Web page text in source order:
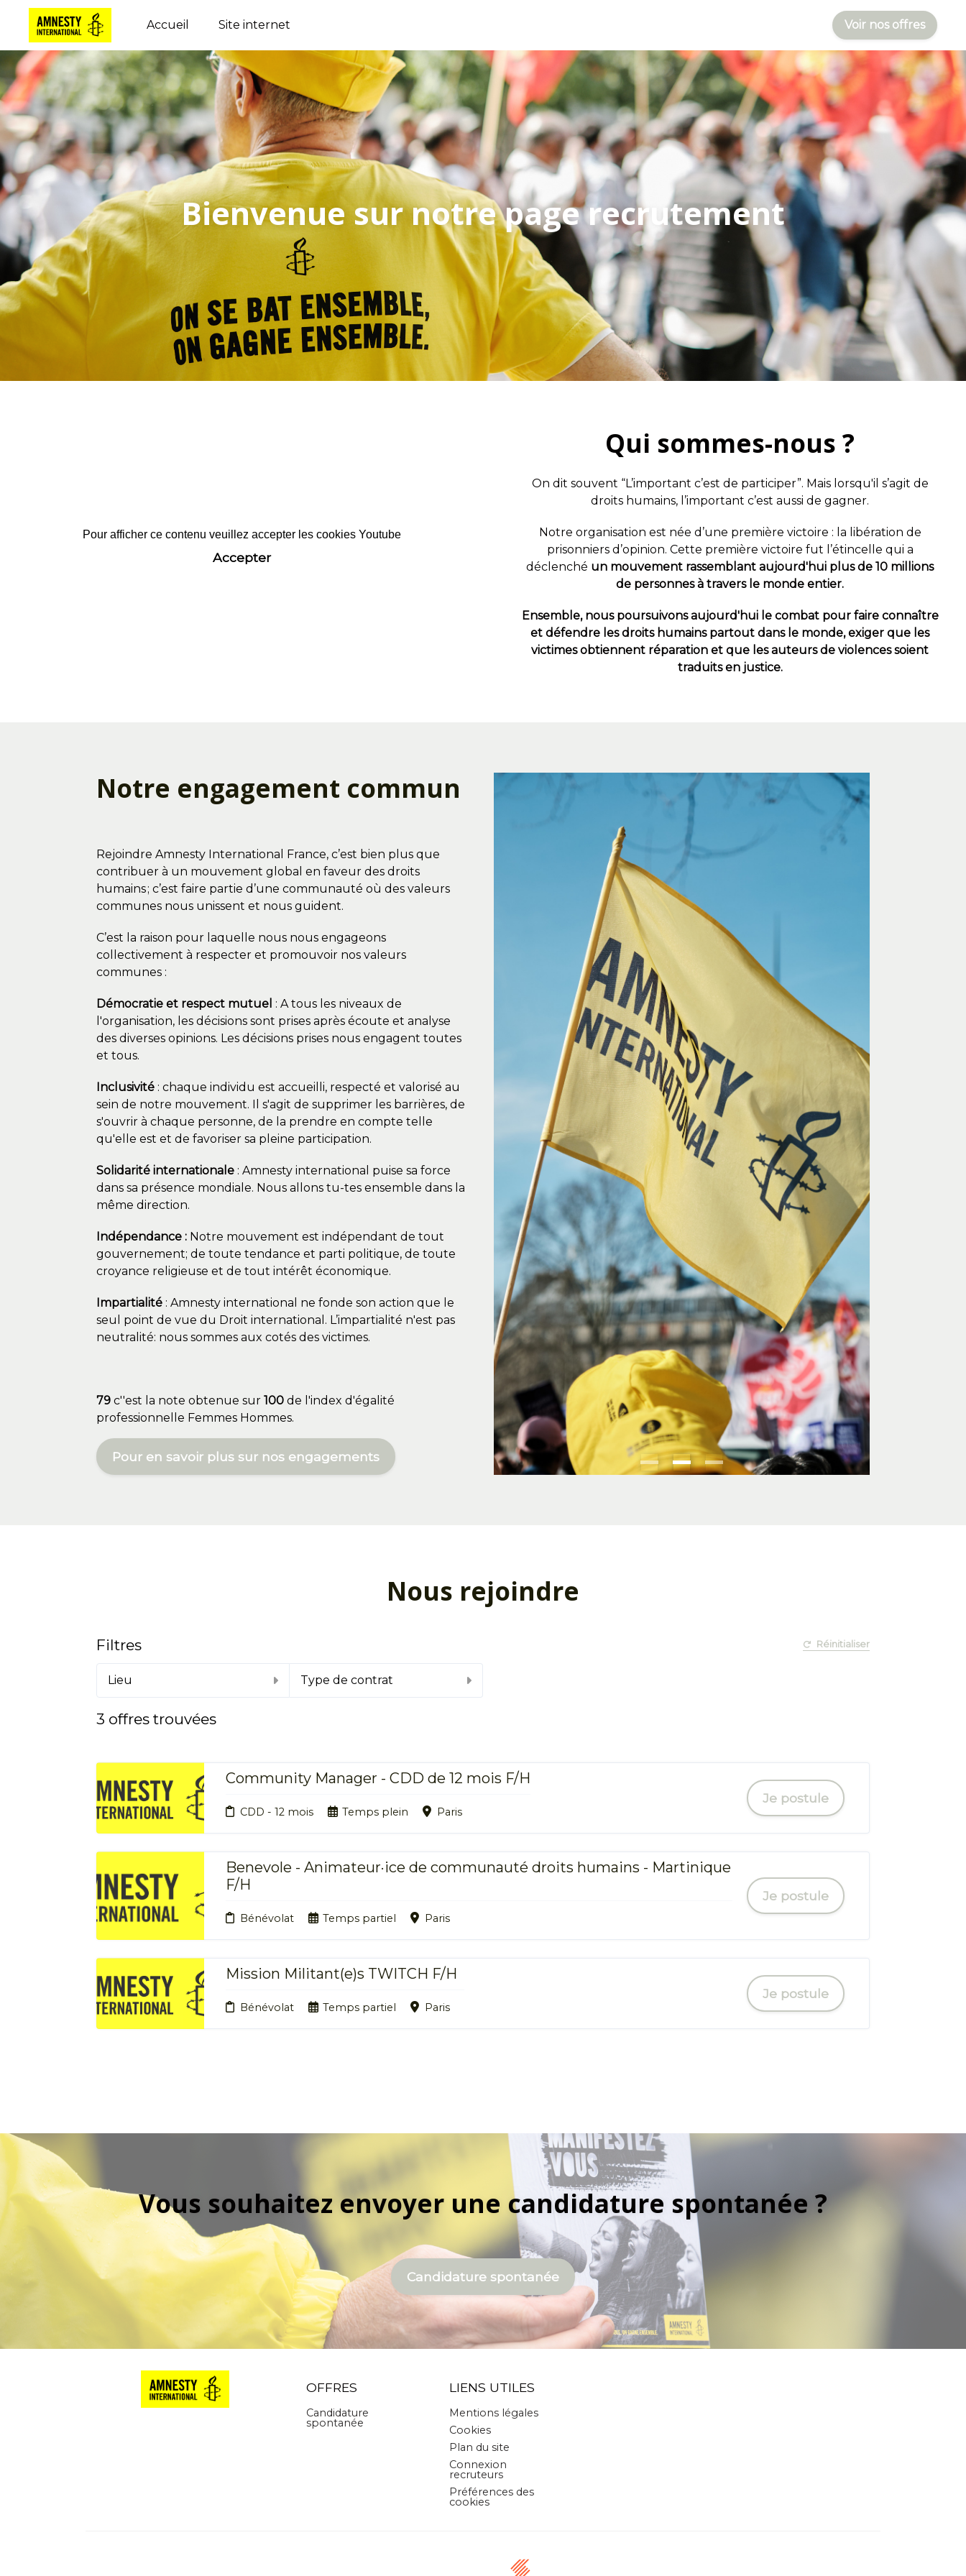
Accueil Site internet Voir nos offres
Bienvenue sur notre page recrutement
Qui sommes-nous ?
On dit souvent “L’important c’est de participer”. Mais lorsqu'il s’agit de
droits humains, l’important c’est aussi de gagner.
Notre organisation est née d’une première victoire : la libération de
prisonniers d’opinion. Cette première victoire fut l’étincelle qui a
déclenché un mouvement rassemblant aujourd'hui plus de 10 millions
de personnes à travers le monde entier.
Ensemble, nous poursuivons aujourd'hui le combat pour faire connaître
et défendre les droits humains partout dans le monde, exiger que les
victimes obtiennent réparation et que les auteurs de violences soient
traduits en justice.
Pour afficher ce contenu veuillez accepter les cookies Youtube
Accepter
Notre engagement commun
Rejoindre Amnesty International France, c’est bien plus que
contribuer à un mouvement global en faveur des droits
humains ; c’est faire partie d’une communauté où des valeurs
communes nous unissent et nous guident.
C’est la raison pour laquelle nous nous engageons
collectivement à respecter et promouvoir nos valeurs
communes :
Démocratie et respect mutuel : A tous les niveaux de
l'organisation, les décisions sont prises après écoute et analyse
des diverses opinions. Les décisions prises nous engagent toutes
et tous.
Inclusivité : chaque individu est accueilli, respecté et valorisé au
sein de notre mouvement. Il s'agit de supprimer les barrières, de
s'ouvrir à chaque personne, de la prendre en compte telle
qu'elle est et de favoriser sa pleine participation.
Solidarité internationale : Amnesty international puise sa force
dans sa présence mondiale. Nous allons tu-tes ensemble dans la
même direction.
Indépendance : Notre mouvement est indépendant de tout
gouvernement; de toute tendance et parti politique, de toute
croyance religieuse et de tout intérêt économique.
Impartialité : Amnesty international ne fonde son action que le
seul point de vue du Droit international. L’impartialité n'est pas
neutralité: nous sommes aux cotés des victimes.
79 c''est la note obtenue sur100de l'index d'égalité
professionnelle Femmes Hommes.
Pour en savoir plus sur nos engagements
Nous rejoindre
Filtres Réinitialiser
Lieu Type de contrat
3 offres trouvées
Community Manager - CDD de 12 mois F/H
CDD - 12 mois Temps plein Paris
Je postule
Benevole - Animateur·ice de communauté droits humains - Martinique
F/H
Bénévolat Temps partiel Paris
Je postule
Mission Militant(e)s TWITCH F/H
Bénévolat Temps partiel Paris
Je postule
Vous souhaitez envoyer une candidature spontanée ?
Candidature spontanée
OFFRES
Candidature
spontanée
LIENS UTILES
Mentions légales
Cookies
Plan du site
Connexion
recruteurs
Préférences des
cookies